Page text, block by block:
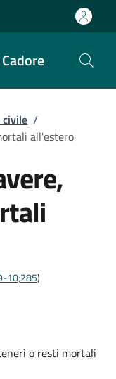
/
all'estero
10;285)
o resti mortali